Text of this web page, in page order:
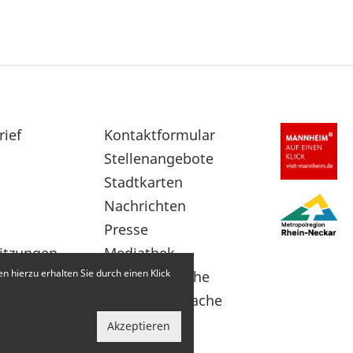
Sekundärnavigation
im
Fußbereich
Kontaktformular
Stellenangebote
Stadtkarten
Nachrichten
Presse
Mediathek
Leichte Sprache
Gebärdensprache
hierzu erhalten Sie durch einen Klick
Akzeptieren